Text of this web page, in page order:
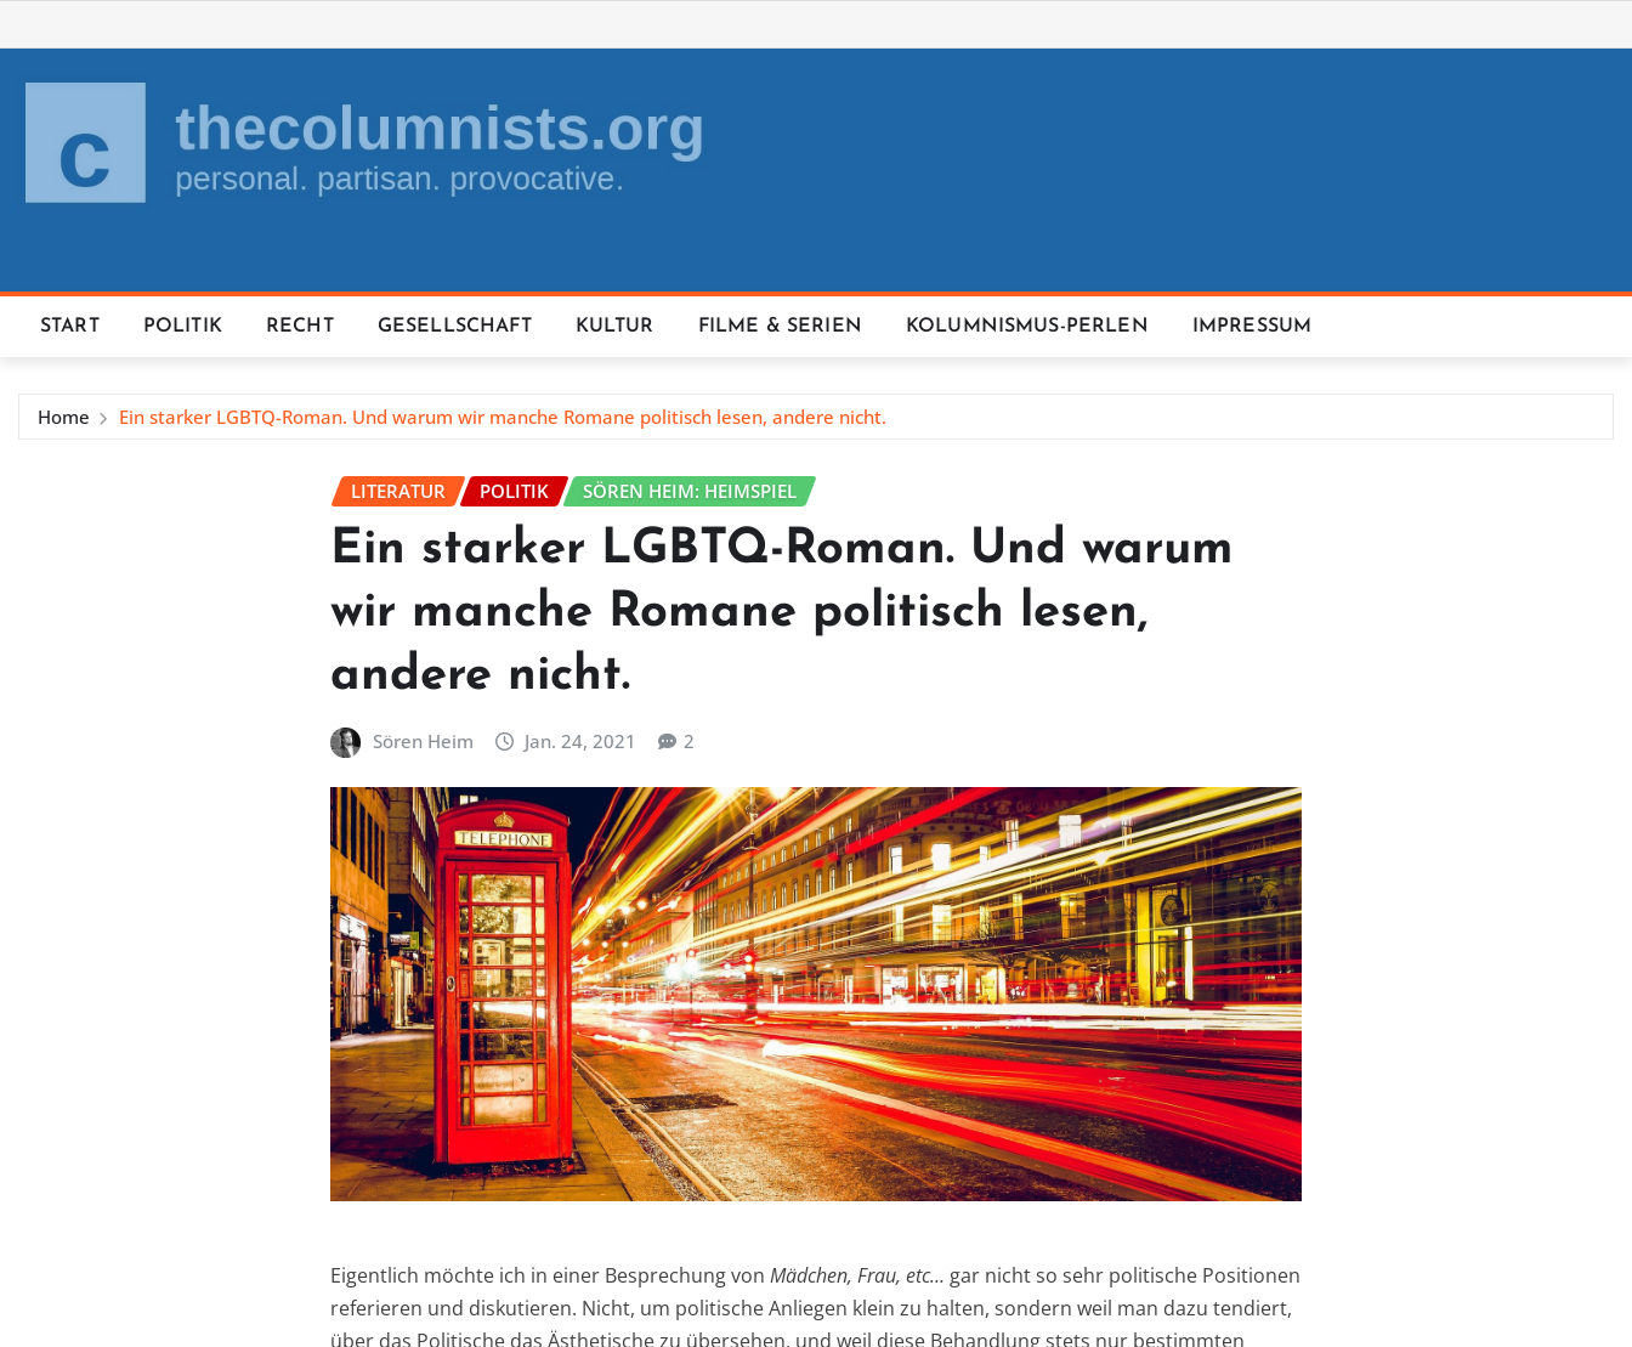
to
content
START POLITIK RECHT GESELLSCHAFT KULTUR FILME & SERIEN KOLUMNISMUS-PERLEN IMPRESSUM
Home Ein starker LGBTQ-Roman. Und warum wir manche Romane politisch lesen, andere nicht.
LITERATUR POLITIK SÖREN HEIM: HEIMSPIEL
Ein starker LGBTQ-Roman. Und warum
wir manche Romane politisch lesen,
andere nicht.
Sören Heim Jan. 24, 2021 2
Eigentlich möchte ich in einer Besprechung von Mädchen, Frau, etc… gar nicht so sehr politische Positionen
referieren und diskutieren. Nicht, um politische Anliegen klein zu halten, sondern weil man dazu tendiert,
über das Politische das Ästhetische zu übersehen, und weil diese Behandlung stets nur bestimmten